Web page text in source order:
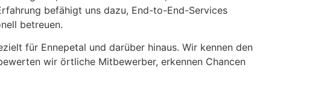
befähigt uns dazu, End-to-End-Services
betreuen.
für Ennepetal und darüber hinaus. Wir kennen den
wir örtliche Mitbewerber, erkennen Chancen